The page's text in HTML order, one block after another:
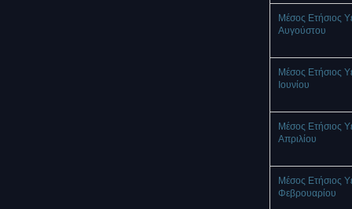
Μέσος Ετήσιος
Αυγούστου
Μέσος Ετήσιος
Ιουνίου
Μέσος Ετήσιος
Απριλίου
Μέσος Ετήσιος
Φεβρουαρίου